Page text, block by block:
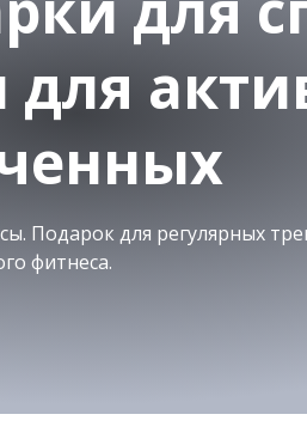
для
Подарок для регулярных
фитнеса.